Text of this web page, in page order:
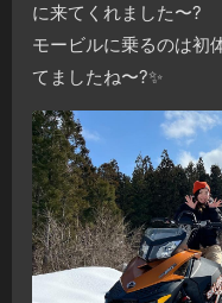
に来てくれました〜?
モービルに乗るのは初
てましたね〜?✨